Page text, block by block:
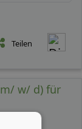
Teilen
w/ d) für